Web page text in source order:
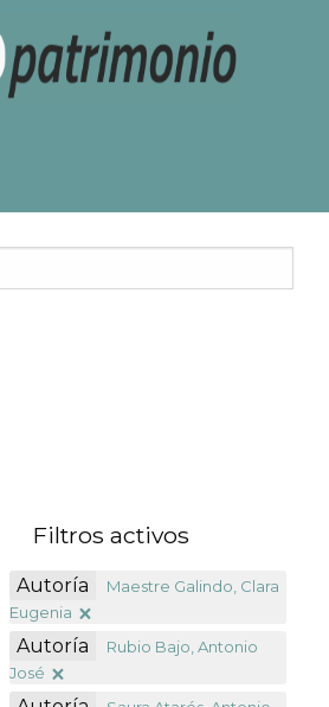
Filtros activos
Autoría
Maestre Galindo, Clara
Eugenia
Autoría
Rubio Bajo, Antonio
José